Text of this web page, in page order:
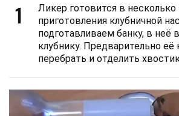
1
Ликер готовится в несколько
приготовления клубничной
подготавливаем банку, в
клубнику. Предварительно
перебрать и отделить